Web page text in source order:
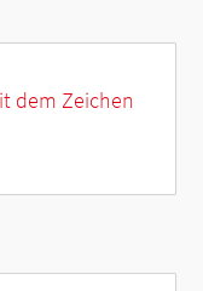
dem Zeichen